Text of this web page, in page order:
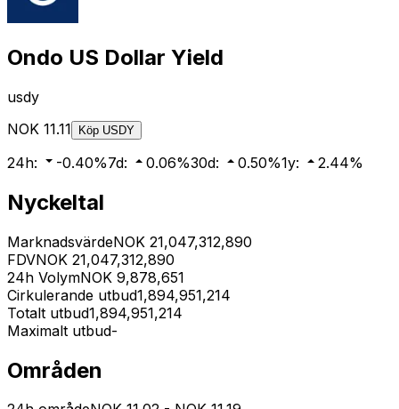
Ondo US Dollar Yield
usdy
NOK 11.11 Köp USDY
24h: -0.40%7d: 0.06%30d: 0.50%1y: 2.44%
Nyckeltal
MarknadsvärdeNOK 21,047,312,890
FDVNOK 21,047,312,890
24h VolymNOK 9,878,651
Cirkulerande utbud1,894,951,214
Totalt utbud1,894,951,214
Maximalt utbud-
Områden